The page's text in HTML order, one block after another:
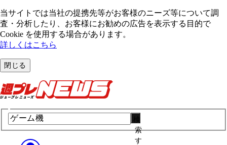
当サイトでは当社の提携先等がお客様のニーズ等について調
査・分析したり、お客様にお勧めの広告を表⽰する⽬的で
Cookie を使⽤する場合があります。
詳しくはこちら
閉じる
索
す